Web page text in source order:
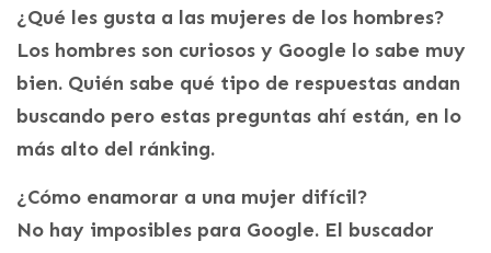
¿Qué les gusta a las mujeres de los hombres?
Los hombres son curiosos y Google lo sabe muy
bien. Quién sabe qué tipo de respuestas andan
buscando pero estas preguntas ahí están, en lo
más alto del ránking.
¿Cómo enamorar a una mujer difícil?
No hay imposibles para Google. El buscador